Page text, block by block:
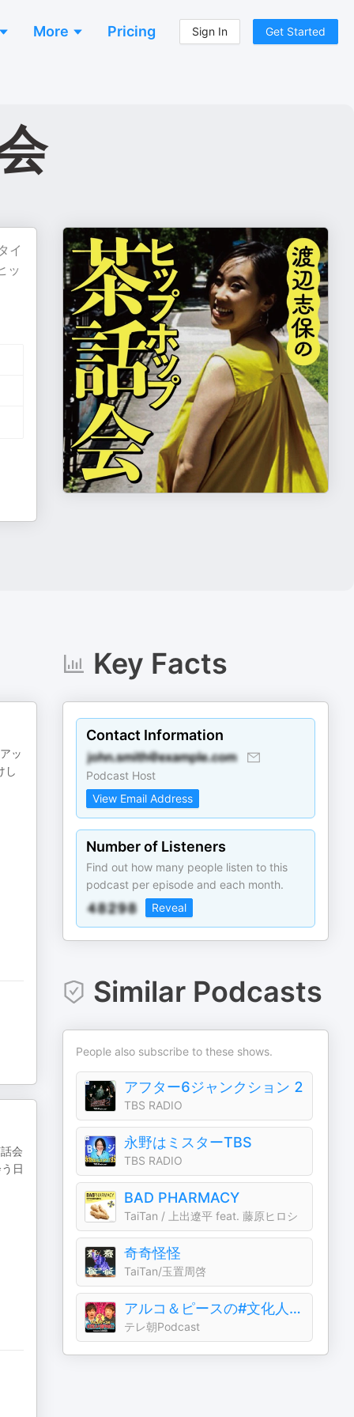
More Pricing Sign In Get Started
イ
ッ
ッ
し
会
日
Key Facts
Contact Information
Podcast Host
View Email Address
Number of Listeners
Find out how many people listen to this
podcast per episode and each month.
Reveal
Similar Podcasts
People also subscribe to these shows.
アフター6ジャンクション 2
TBS RADIO
永野はミスターTBS
TBS RADIO
BAD PHARMACY
TaiTan / 上出遼平 feat. 藤原ヒロシ
奇奇怪怪
TaiTan/玉置周啓
アルコ＆ピースの#文化人が1番やばい〜Produced by しくじり先生〜
テレ朝Podcast